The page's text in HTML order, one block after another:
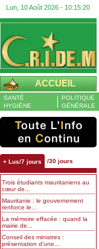
Lun, 10 Août 2026 - 10:15:21
ACCUEIL
SANTÉ
HYGIÈNE
POLITIQUE
GÉNÉRALE
+ Lus/7 jours /30 jours
Trois étudiants mauritaniens au
cœur de...
Mauritanie : le gouvernement
renforce le...
La mémoire effacée : quand la
mairie de...
Conseil des ministres :
présentation d’une...